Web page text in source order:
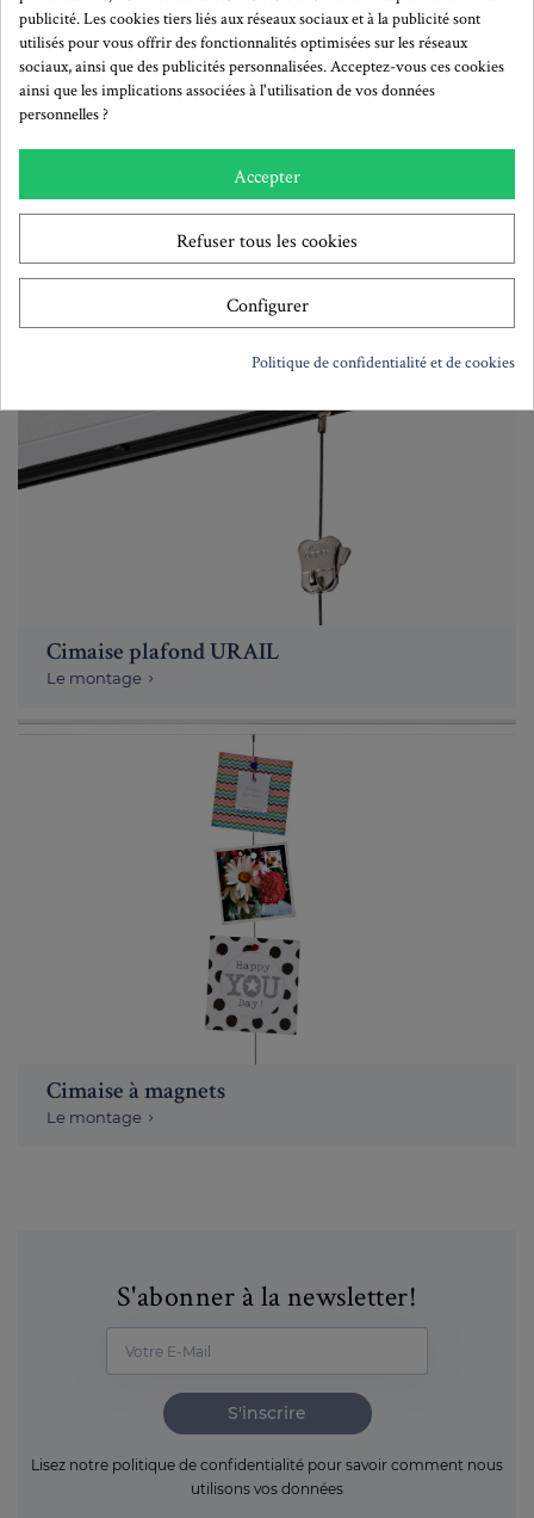
Cimaise CliprailMAX
Cimaise plafond URAIL
Le montage
Cimaise à magnets
Le montage
S'abonner à la newsletter!
S'inscrire
Lisez notre politique de confidentialité pour savoir comment nous
utilisons vos données
publicité. Les cookies tiers liés aux réseaux sociaux et à la publicité sont
utilisés pour vous offrir des fonctionnalités optimisées sur les réseaux
sociaux, ainsi que des publicités personnalisées. Acceptez-vous ces cookies
ainsi que les implications associées à l'utilisation de vos données
personnelles ?
Accepter
Refuser tous les cookies
Configurer
Politique de confidentialité et de cookies